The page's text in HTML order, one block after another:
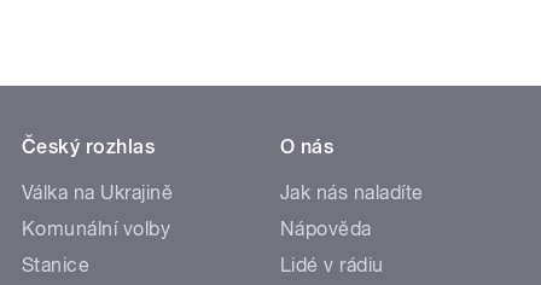
Český rozhlas
Válka na Ukrajině
Komunální volby
Stanice
O nás
Jak nás naladíte
Nápověda
Lidé v rádiu